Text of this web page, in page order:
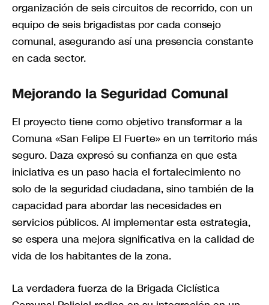
organización de seis circuitos de recorrido, con un
equipo de seis brigadistas por cada consejo
comunal, asegurando así una presencia constante
en cada sector.
Mejorando la Seguridad Comunal
El proyecto tiene como objetivo transformar a la
Comuna «San Felipe El Fuerte» en un territorio más
seguro. Daza expresó su confianza en que esta
iniciativa es un paso hacia el fortalecimiento no
solo de la seguridad ciudadana, sino también de la
capacidad para abordar las necesidades en
servicios públicos. Al implementar esta estrategia,
se espera una mejora significativa en la calidad de
vida de los habitantes de la zona.
La verdadera fuerza de la Brigada Ciclística